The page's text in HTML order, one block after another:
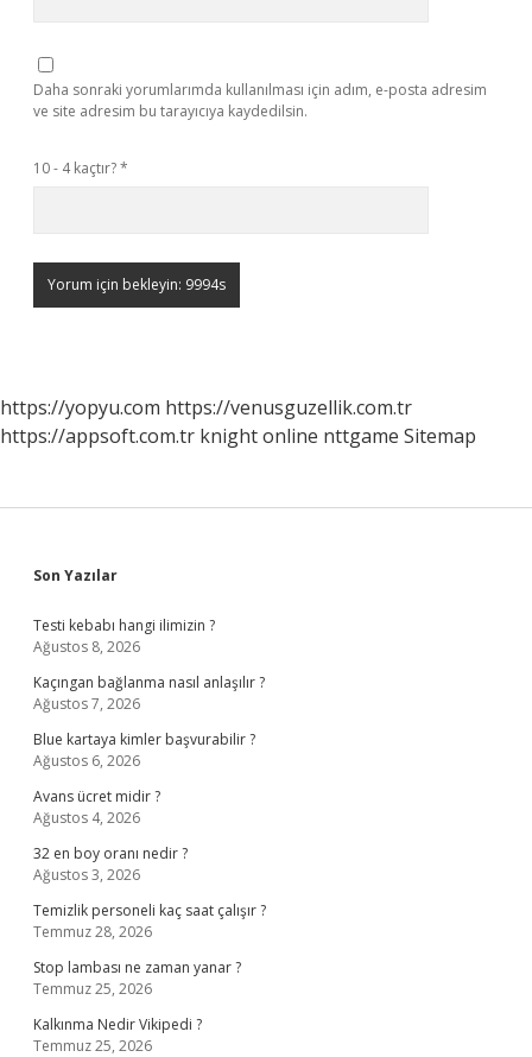
Daha sonraki yorumlarımda kullanılması için adım, e-posta adresim
ve site adresim bu tarayıcıya kaydedilsin.
10 - 4 kaçtır?*
https://yopyu.com https://venusguzellik.com.tr
https://appsoft.com.tr knight online nttgame Sitemap
Sidebar
Son Yazılar
Testi kebabı hangi ilimizin ?
Ağustos 8, 2026
Kaçıngan bağlanma nasıl anlaşılır ?
Ağustos 7, 2026
Blue kartaya kimler başvurabilir ?
Ağustos 6, 2026
Avans ücret midir ?
Ağustos 4, 2026
32 en boy oranı nedir ?
Ağustos 3, 2026
Temizlik personeli kaç saat çalışır ?
Temmuz 28, 2026
Stop lambası ne zaman yanar ?
Temmuz 25, 2026
Kalkınma Nedir Vikipedi ?
Temmuz 25, 2026